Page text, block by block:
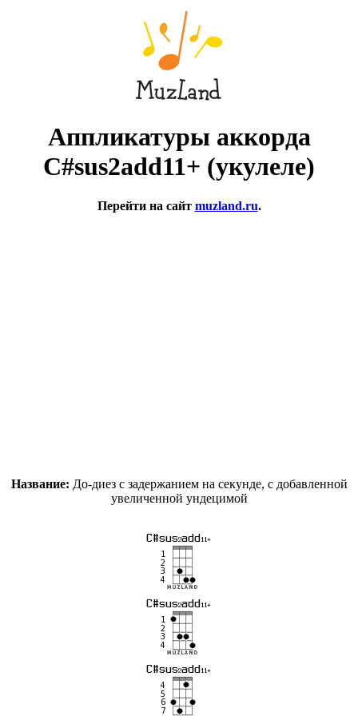
Аппликатуры аккорда
C#sus2add11+ (укулеле)
Перейти на сайт muzland.ru.
Название: До-диез с задержанием на секунде, с добавленной
увеличенной ундецимой